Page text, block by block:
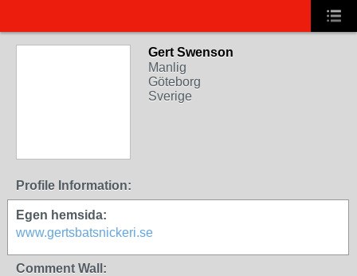
Gert Swenson
Manlig
Göteborg
Sverige
Profile Information:
Egen hemsida:
www.gertsbatsnickeri.se
Comment Wall: